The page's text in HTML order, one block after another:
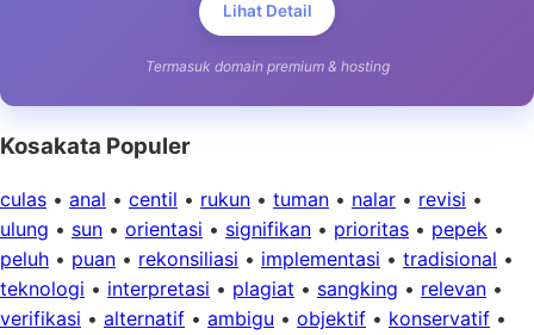
Lihat Detail
Termasuk domain premium & hosting
Kosakata Populer
culas • anal • centil • rukun • tuman • nalar • revisi •
ulung • sun • orientasi • signifikan • prioritas • pepek •
peluh • puan • rekonsiliasi • implementasi • tradisional •
teknologi • interpretasi • plagiat • sangking • relevan •
verifikasi • alternatif • ambigu • objektif • konservatif •